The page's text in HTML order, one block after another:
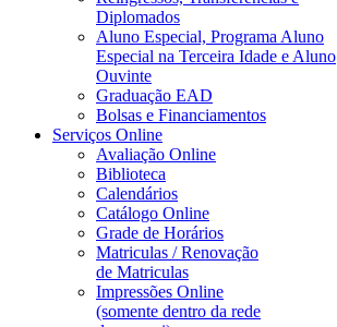
Diplomados
Aluno Especial, Programa Aluno
Especial na Terceira Idade e Aluno
Ouvinte
Graduação EAD
Bolsas e Financiamentos
Serviços Online
Avaliação Online
Biblioteca
Calendários
Catálogo Online
Grade de Horários
Matriculas / Renovação
de Matriculas
Impressões Online
(somente dentro da rede